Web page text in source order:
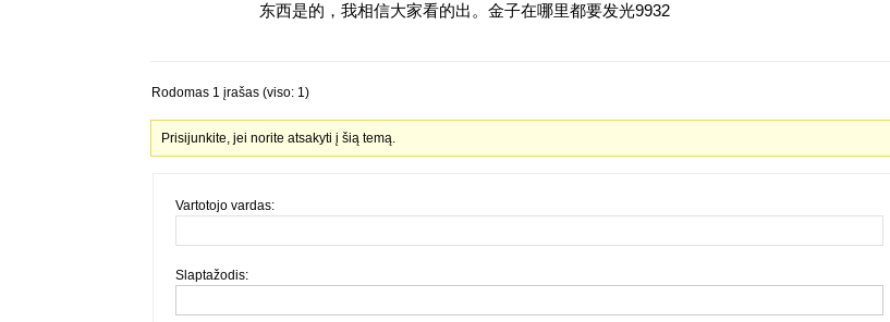
东西是的，我相信大家看的出。金子在哪里都要发光9932
Rodomas 1 įrašas (viso: 1)
Prisijunkite, jei norite atsakyti į šią temą.
Vartotojo vardas:
Slaptažodis: